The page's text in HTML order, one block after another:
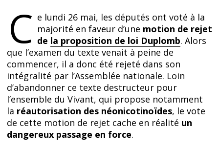
C e lundi 26 mai, les députés ont voté à la
majorité en faveur d’une motion de rejet
de la proposition de loi Duplomb. Alors
que l’examen du texte venait à peine de
commencer, il a donc été rejeté dans son
intégralité par l’Assemblée nationale. Loin
d’abandonner ce texte destructeur pour
l’ensemble du Vivant, qui propose notamment
la réautorisation des néonicotinoïdes, le vote
de cette motion de rejet cache en réalité un
dangereux passage en force.